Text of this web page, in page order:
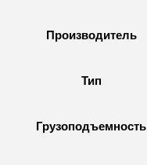
Производитель
Тип
Грузоподъемность